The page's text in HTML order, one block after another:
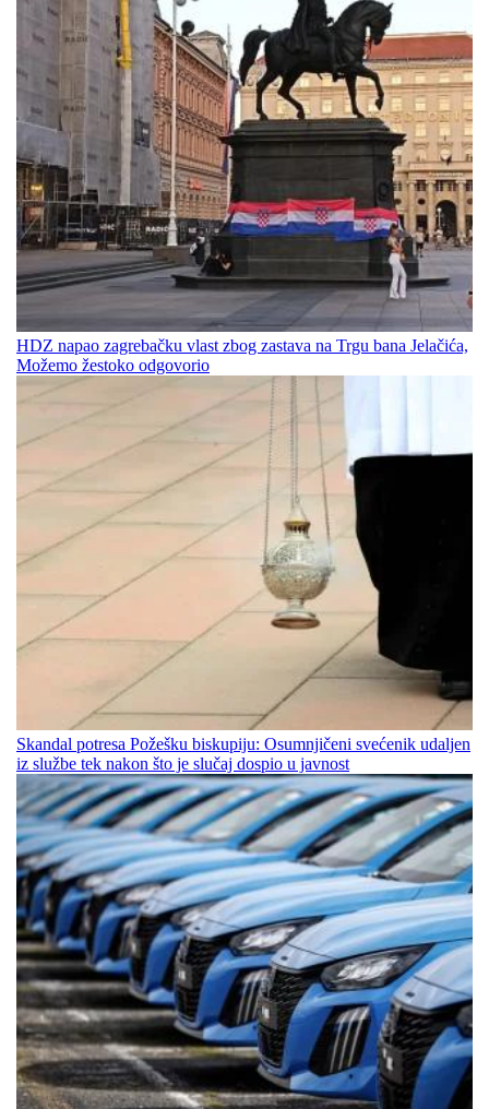
HDZ napao zagrebačku vlast zbog zastava na Trgu bana Jelačića,
Možemo žestoko odgovorio
Skandal potresa Požešku biskupiju: Osumnjičeni svećenik udaljen
iz službe tek nakon što je slučaj dospio u javnost